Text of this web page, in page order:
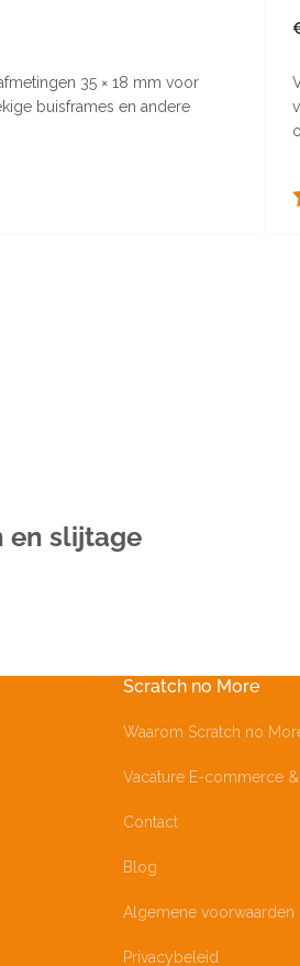
35 × 18 mm voor
buisframes en andere
en slijtage
Scratch no More
Waarom Scratch no
Vacature E-commerce
Contact
Blog
Algemene voorwaarden
Privacybeleid